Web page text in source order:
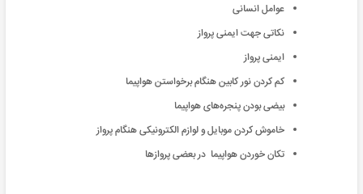
عوامل انسانی
نکاتی جهت ایمنی پرواز
ایمنی پرواز
کم کردن نور کابین هنگام برخواستن هواپیما
بیضی بودن پنجره‌های هواپیما
خاموش کردن موبایل و لوازم الکترونیکی هنگام پرواز
تکان خوردن هواپیما در بعضی پروازها